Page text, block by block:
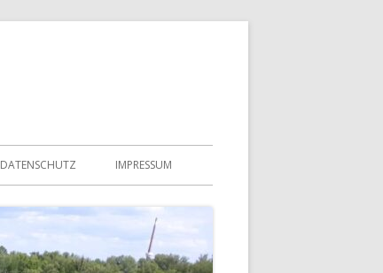
DATENSCHUTZ IMPRESSUM